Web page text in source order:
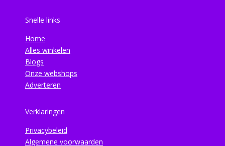
Snelle links
Home
Alles winkelen
Blogs
Onze webshops
Adverteren
Verklaringen
Privacybeleid
Algemene voorwaarden